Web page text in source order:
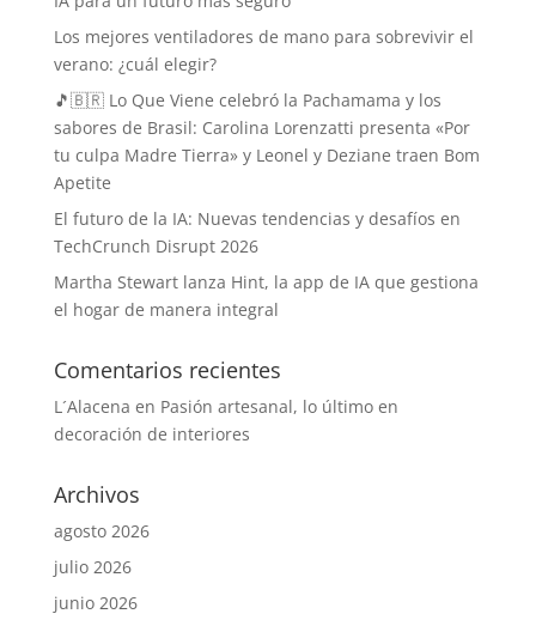
Los mejores ventiladores de mano para sobrevivir el
verano: ¿cuál elegir?
🎵🇧🇷 Lo Que Viene celebró la Pachamama y los
sabores de Brasil: Carolina Lorenzatti presenta «Por
tu culpa Madre Tierra» y Leonel y Deziane traen Bom
Apetite
El futuro de la IA: Nuevas tendencias y desafíos en
TechCrunch Disrupt 2026
Martha Stewart lanza Hint, la app de IA que gestiona
el hogar de manera integral
Comentarios recientes
L´Alacena en Pasión artesanal, lo último en
decoración de interiores
Archivos
agosto 2026
julio 2026
junio 2026